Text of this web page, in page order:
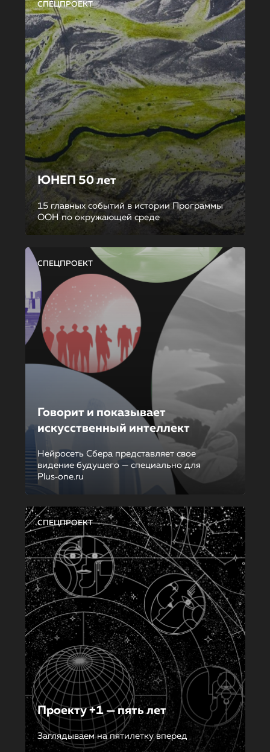
СПЕЦПРОЕКТ
ЮНЕП 50 лет
15 главных событий в истории Программы
ООН по окружающей среде
СПЕЦПРОЕКТ
Говорит и показывает
искусственный интеллект
Нейросеть Сбера представляет свое
видение будущего — специально для
Plus‑one.ru
СПЕЦПРОЕКТ
Проекту +1 — пять лет
Заглядываем на пятилетку вперед